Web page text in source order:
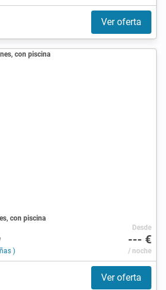
Ver oferta
con piscina
)
Desde
--- €
/ noche
Ver oferta